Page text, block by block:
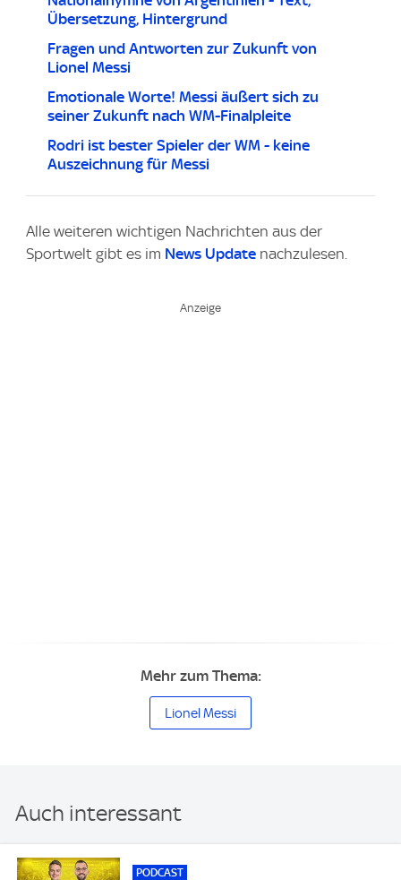
Übersetzung, Hintergrund
Fragen und Antworten zur Zukunft von
Lionel Messi
Emotionale Worte! Messi äußert sich zu
seiner Zukunft nach WM-Finalpleite
Rodri ist bester Spieler der WM - keine
Auszeichnung für Messi
Alle weiteren wichtigen Nachrichten aus der
Sportwelt gibt es im News Update nachzulesen.
Mehr zum Thema:
Lionel Messi
Auch interessant
PODCAST